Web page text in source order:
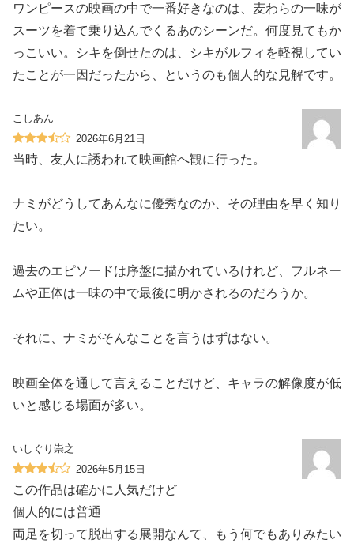
ワンピースの映画の中で一番好きなのは、麦わらの一味が
スーツを着て乗り込んでくるあのシーンだ。何度見てもか
っこいい。シキを倒せたのは、シキがルフィを軽視してい
たことが一因だったから、というのも個人的な見解です。
こしあん
2026年6月21日
当時、友人に誘われて映画館へ観に行った。
ナミがどうしてあんなに優秀なのか、その理由を早く知り
たい。
過去のエピソードは序盤に描かれているけれど、フルネー
ムや正体は一味の中で最後に明かされるのだろうか。
それに、ナミがそんなことを言うはずはない。
映画全体を通して言えることだけど、キャラの解像度が低
いと感じる場面が多い。
いしぐり崇之
2026年5月15日
この作品は確かに人気だけど
個人的には普通
両足を切って脱出する展開なんて、もう何でもありみたい